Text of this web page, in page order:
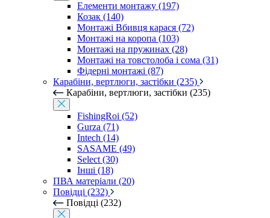
Елементи монтажу (197)
Козак (140)
Монтажі Вбивця карася (72)
Монтажі на коропа (103)
Монтажі на пружинах (28)
Монтажі на товстолоба і сома (31)
Фідерні монтажі (87)
Карабіни, вертлюги, застібки (235)
Карабіни, вертлюги, застібки (235)
FishingRoi (52)
Gurza (71)
Intech (14)
SASAME (49)
Select (30)
Інші (18)
ПВА матеріали (20)
Повідці (232)
Повідці (232)